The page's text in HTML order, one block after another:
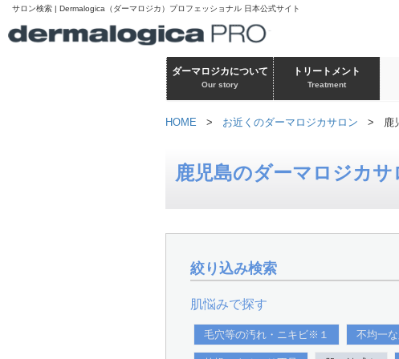
サロン検索 | Dermalogica（ダーマロジカ）プロフェッショナル 日本公式サイト
ダーマロジカについて
Our story
トリートメント
Treatment
HOME > お近くのダーマロジカサロン > 鹿児
鹿児島のダーマロジカサ
絞り込み検索
肌悩みで探す
毛穴等の汚れ・ニキビ※１ 不均一